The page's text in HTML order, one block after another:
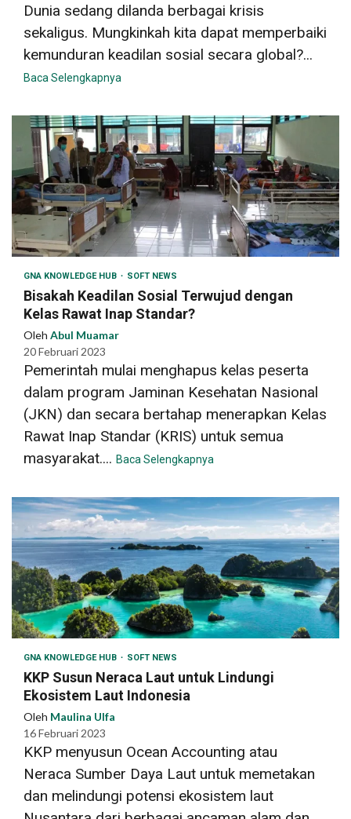
Dunia sedang dilanda berbagai krisis
sekaligus. Mungkinkah kita dapat memperbaiki
kemunduran keadilan sosial secara global?...
Baca Selengkapnya
GNA KNOWLEDGE HUB SOFT NEWS
Bisakah Keadilan Sosial Terwujud dengan
Kelas Rawat Inap Standar?
Oleh Abul Muamar
20 Februari 2023
Pemerintah mulai menghapus kelas peserta
dalam program Jaminan Kesehatan Nasional
(JKN) dan secara bertahap menerapkan Kelas
Rawat Inap Standar (KRIS) untuk semua
masyarakat.... Baca Selengkapnya
GNA KNOWLEDGE HUB SOFT NEWS
KKP Susun Neraca Laut untuk Lindungi
Ekosistem Laut Indonesia
Oleh Maulina Ulfa
16 Februari 2023
KKP menyusun Ocean Accounting atau
Neraca Sumber Daya Laut untuk memetakan
dan melindungi potensi ekosistem laut